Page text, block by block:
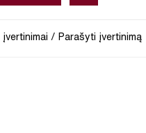
įvertinimai / Parašyti įvertinimą